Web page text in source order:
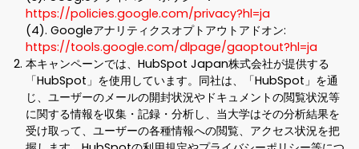
https://policies.google.com/privacy?hl=ja
(4). Googleアナリティクスオプトアウトアドオン:
https://tools.google.com/dlpage/gaoptout?hl=ja
本キャンペーンでは、HubSpot Japan株式会社が提供する
「HubSpot」を使用しています。同社は、「HubSpot」を通
じ、ユーザーのメールの開封状況やドキュメントの閲覧状況等
に関する情報を収集・記録・分析し、当大学はその分析結果を
受け取って、ユーザーの各種情報への閲覧、アクセス状況を把